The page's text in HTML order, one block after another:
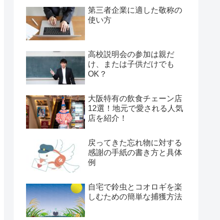
第三者企業に適した敬称の
使い方
高校説明会の参加は親だ
け、または子供だけでも
OK？
大阪特有の飲食チェーン店
12選！地元で愛される人気
店を紹介！
戻ってきた忘れ物に対する
感謝の手紙の書き方と具体
例
自宅で鈴虫とコオロギを楽
しむための簡単な捕獲方法